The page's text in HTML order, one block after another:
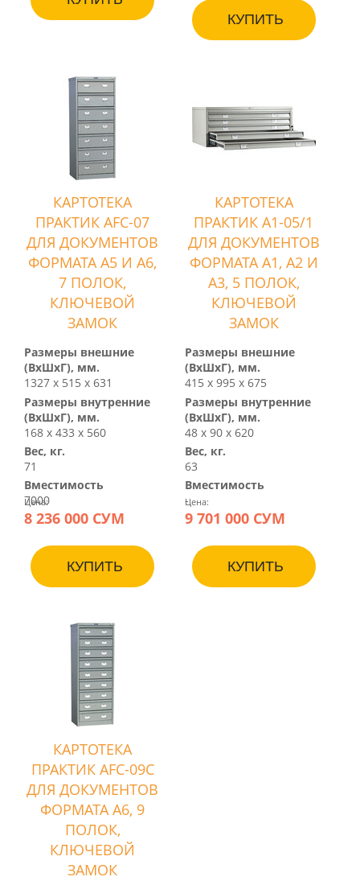
КУПИТЬ
КАРТОТЕКА
ПРАКТИК AFC-07
ДЛЯ ДОКУМЕНТОВ
ФОРМАТА А5 И А6,
7 ПОЛОК,
КЛЮЧЕВОЙ
ЗАМОК
Размеры внешние
(ВхШхГ), мм.
1327 х 515 х 631
Размеры внутренние
(ВхШхГ), мм.
168 х 433 х 560
Вес, кг.
71
Вместимость
7000
Цена:
8 236 000 СУМ
КУПИТЬ
КАРТОТЕКА
ПРАКТИК A1-05/1
ДЛЯ ДОКУМЕНТОВ
ФОРМАТА А1, А2 И
А3, 5 ПОЛОК,
КЛЮЧЕВОЙ
ЗАМОК
Размеры внешние
(ВхШхГ), мм.
415 х 995 х 675
Размеры внутренние
(ВхШхГ), мм.
48 х 90 х 620
Вес, кг.
63
Вместимость
-Цена:
9 701 000 СУМ
КУПИТЬ
КАРТОТЕКА
ПРАКТИК AFC-09C
ДЛЯ ДОКУМЕНТОВ
ФОРМАТА А6, 9
ПОЛОК,
КЛЮЧЕВОЙ
ЗАМОК